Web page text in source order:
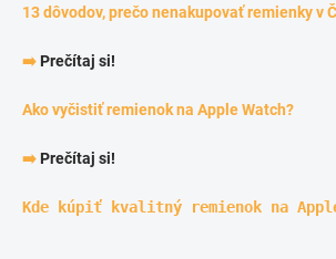
13 dôvodov, prečo nenakupovať remienky v
➡️Prečítaj si!
Ako vyčistiť remienok na Apple Watch?
➡️Prečítaj si!
Kde kúpiť kvalitný remienok na